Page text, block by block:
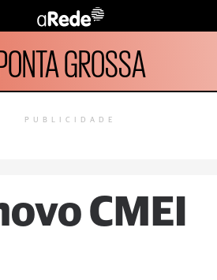
GROSSA
PUBLICIDADE
CMEI